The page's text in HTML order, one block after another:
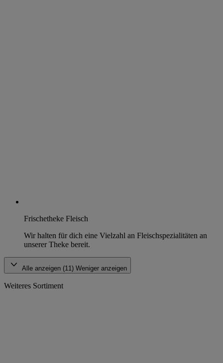
Frischetheke Fleisch
Wir halten für dich eine Vielzahl an Fleischspezialitäten an
unserer Theke bereit.
Alle anzeigen (11) Weniger anzeigen
Weiteres Sortiment